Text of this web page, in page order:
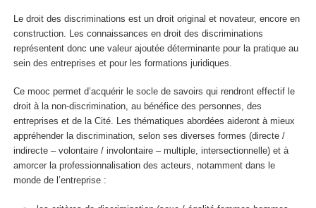
Le droit des discriminations est un droit original et novateur, encore en
construction. Les connaissances en droit des discriminations
représentent donc une valeur ajoutée déterminante pour la pratique au
sein des entreprises et pour les formations juridiques.
Ce mooc permet d’acquérir le socle de savoirs qui rendront effectif le
droit à la non-discrimination, au bénéfice des personnes, des
entreprises et de la Cité. Les thématiques abordées aideront à mieux
appréhender la discrimination, selon ses diverses formes (directe /
indirecte – volontaire / involontaire – multiple, intersectionnelle) et à
amorcer la professionnalisation des acteurs, notamment dans le
monde de l’entreprise :